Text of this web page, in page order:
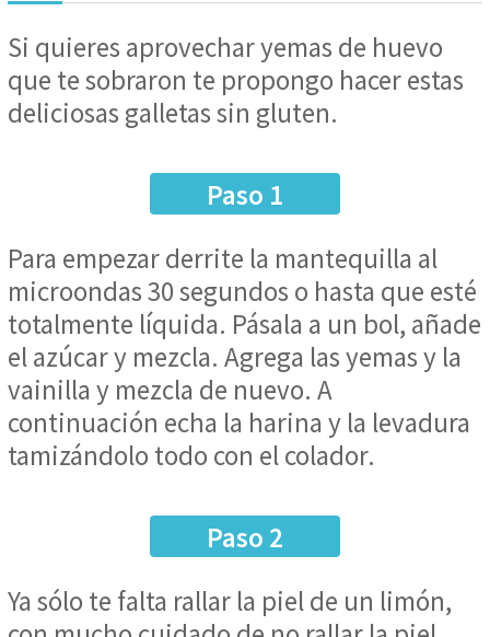
Si quieres aprovechar yemas de huevo
que te sobraron te propongo hacer estas
deliciosas galletas sin gluten.
Paso 1
Para empezar derrite la mantequilla al
microondas 30 segundos o hasta que esté
totalmente líquida. Pásala a un bol, añade
el azúcar y mezcla. Agrega las yemas y la
vainilla y mezcla de nuevo. A
continuación echa la harina y la levadura
tamizándolo todo con el colador.
Paso 2
Ya sólo te falta rallar la piel de un limón,